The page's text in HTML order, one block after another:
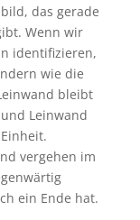
das gerade
Wenn wir
identifizieren,
wie die
bleibt
Leinwand
vergehen im
ein Ende hat.